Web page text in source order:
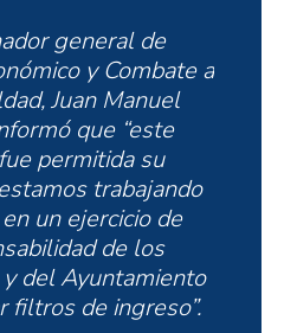
general de
y Combate a
Juan Manuel
que “este
permitida su
trabajando
un ejercicio de
de los
del Ayuntamiento
filtros de ingreso”.